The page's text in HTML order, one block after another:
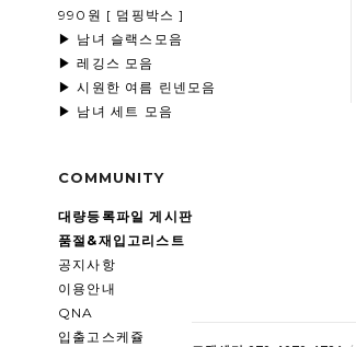
990원 [ 덤핑박스 ]
▶ 남녀 슬랙스모음
▶ 레깅스 모음
▶ 시원한 여름 린넨모음
▶ 남녀 세트 모음
COMMUNITY
대량등록파일 게시판
품절&재입고리스트
공지사항
이용안내
QNA
입출고스케쥴